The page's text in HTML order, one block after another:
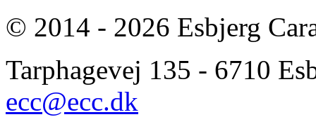
© 2014 - 2026 Esbjerg
Tarphagevej 135 - 6710
ecc@ecc.dk